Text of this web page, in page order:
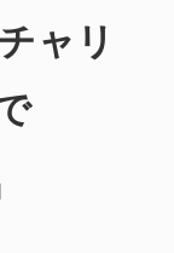
ャリ